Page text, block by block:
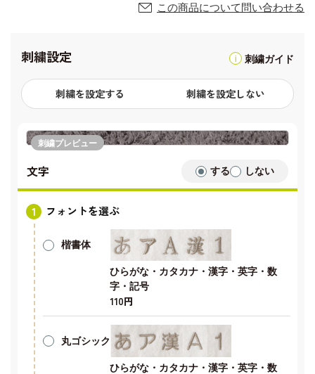
この商品について問い合わせる
刺繍設定 刺繍ガイド
刺繍を設定する 刺繍を設定しない
刺繍プレビュー
文字 する しない
フォントを選ぶ
楷書体
ひらがな・カタカナ・漢字・英字・数
字・記号
110円
丸ゴシック
ひらがな・カタカナ・漢字・英字・数